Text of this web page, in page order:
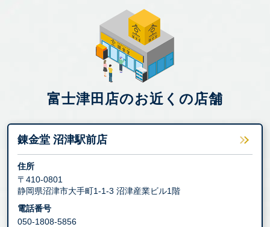
富士津田店のお近くの店舗
錬金堂 沼津駅前店
住所
〒410-0801
静岡県沼津市大手町1-1-3 沼津産業ビル1階
電話番号
050-1808-5856